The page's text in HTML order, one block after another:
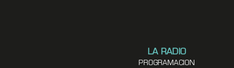
LA RADIO
PROGRAMACION